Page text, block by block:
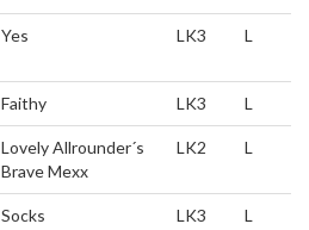
Yes LK3 L
Faithy LK3 L
Lovely Allrounder´s
Brave Mexx
LK2 L
Socks LK3 L